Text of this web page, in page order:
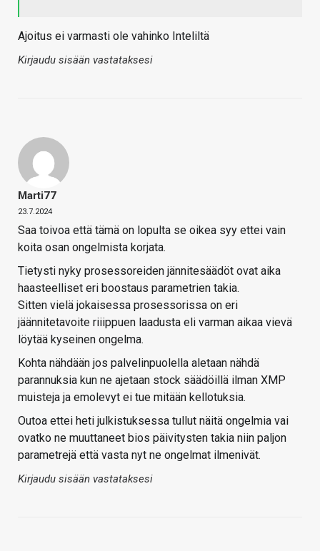
Ajoitus ei varmasti ole vahinko Inteliltä
Kirjaudu sisään vastataksesi
Marti77
23.7.2024
Saa toivoa että tämä on lopulta se oikea syy ettei vain
koita osan ongelmista korjata.
Tietysti nyky prosessoreiden jännitesäädöt ovat aika
haasteelliset eri boostaus parametrien takia.
Sitten vielä jokaisessa prosessorissa on eri
jäännitetavoite riiippuen laadusta eli varman aikaa vievä
löytää kyseinen ongelma.
Kohta nähdään jos palvelinpuolella aletaan nähdä
parannuksia kun ne ajetaan stock säädöillä ilman XMP
muisteja ja emolevyt ei tue mitään kellotuksia.
Outoa ettei heti julkistuksessa tullut näitä ongelmia vai
ovatko ne muuttaneet bios päivitysten takia niin paljon
parametrejä että vasta nyt ne ongelmat ilmenivät.
Kirjaudu sisään vastataksesi